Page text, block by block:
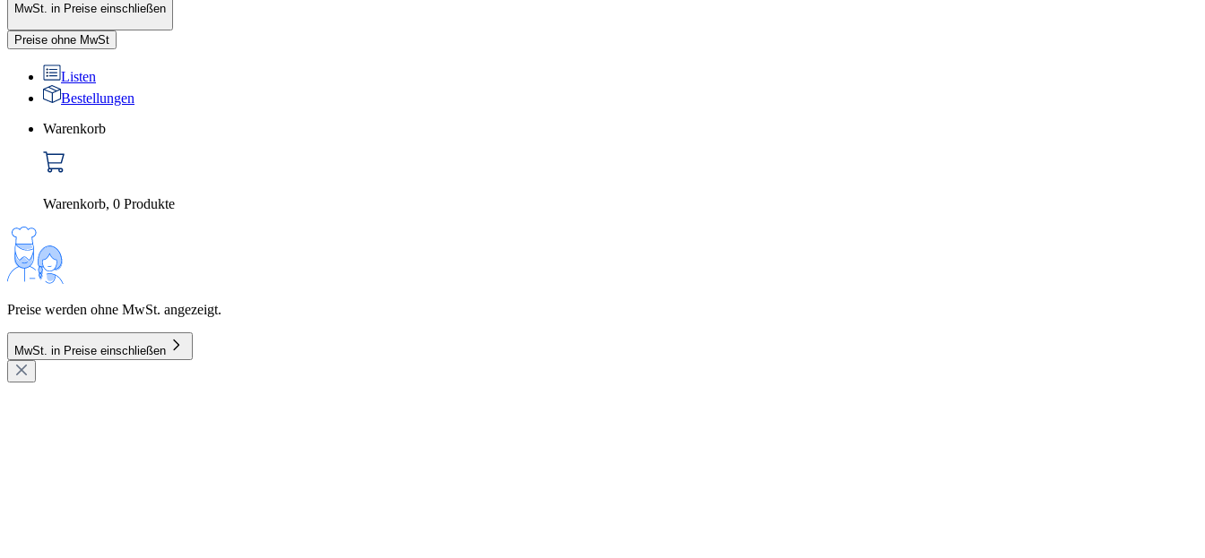
MwSt. in Preise einschließen
Preise ohne MwSt
Listen
Bestellungen
Warenkorb
Warenkorb, 0 Produkte
Preise werden ohne MwSt. angezeigt.
MwSt. in Preise einschließen